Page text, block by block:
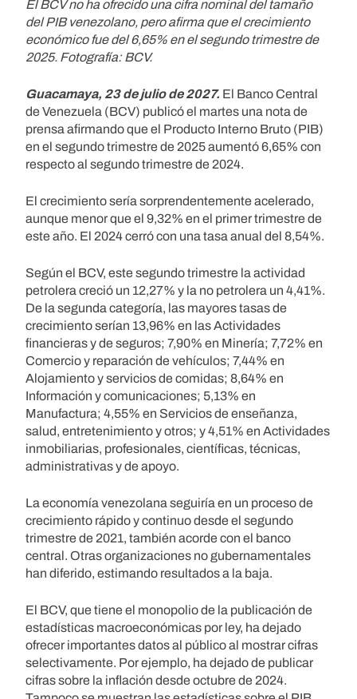
El BCV no ha ofrecido una cifra nominal del tamaño
del PIB venezolano, pero afirma que el crecimiento
económico fue del 6,65% en el segundo trimestre de
2025. Fotografía: BCV.
Guacamaya, 23 de julio de 2027. El Banco Central
de Venezuela (BCV) publicó el martes una nota de
prensa afirmando que el Producto Interno Bruto (PIB)
en el segundo trimestre de 2025 aumentó 6,65% con
respecto al segundo trimestre de 2024.
El crecimiento sería sorprendentemente acelerado,
aunque menor que el 9,32% en el primer trimestre de
este año. El 2024 cerró con una tasa anual del 8,54%.
Según el BCV, este segundo trimestre la actividad
petrolera creció un 12,27% y la no petrolera un 4,41%.
De la segunda categoría, las mayores tasas de
crecimiento serían 13,96% en las Actividades
financieras y de seguros; 7,90% en Minería; 7,72% en
Comercio y reparación de vehículos; 7,44% en
Alojamiento y servicios de comidas; 8,64% en
Información y comunicaciones; 5,13% en
Manufactura; 4,55% en Servicios de enseñanza,
salud, entretenimiento y otros; y 4,51% en Actividades
inmobiliarias, profesionales, científicas, técnicas,
administrativas y de apoyo.
La economía venezolana seguiría en un proceso de
crecimiento rápido y continuo desde el segundo
trimestre de 2021, también acorde con el banco
central. Otras organizaciones no gubernamentales
han diferido, estimando resultados a la baja.
El BCV, que tiene el monopolio de la publicación de
estadísticas macroeconómicas por ley, ha dejado
ofrecer importantes datos al público al mostrar cifras
selectivamente. Por ejemplo, ha dejado de publicar
cifras sobre la inflación desde octubre de 2024.